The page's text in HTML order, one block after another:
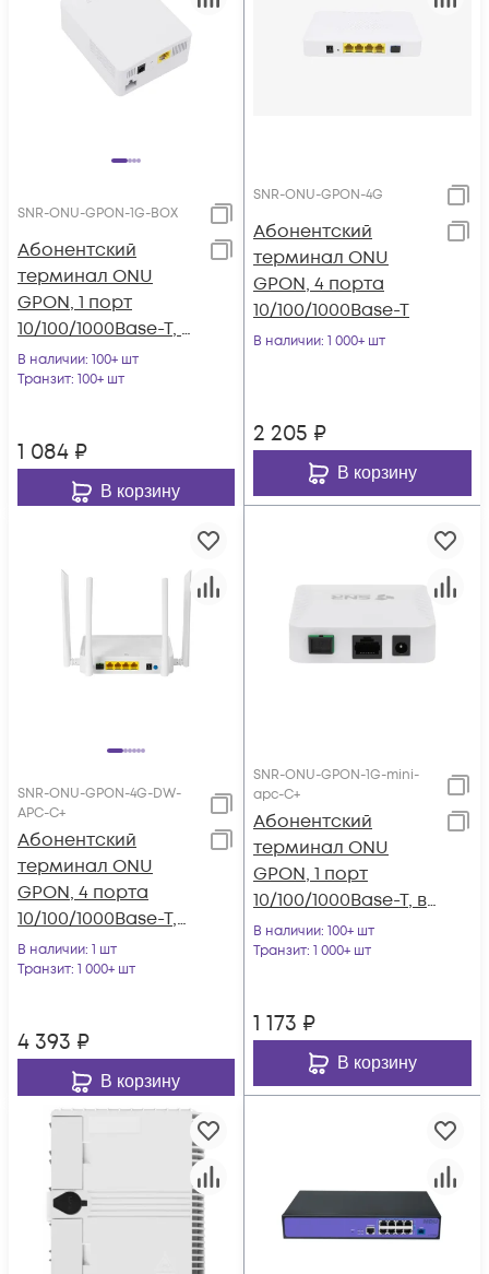
SNR-ONU-GPON-1G-BOX
Абонентский
терминал ONU
GPON, 1 порт
10/100/1000Base-T, с
абонентской
розеткой
В наличии: 100+ шт
Транзит: 100+ шт
1 084 ₽
В корзину
SNR-ONU-GPON-4G
Абонентский
терминал ONU
GPON, 4 порта
10/100/1000Base-T
В наличии: 1 000+ шт
2 205 ₽
В корзину
SNR-ONU-GPON-4G-DW-
APC-C+
Абонентский
терминал ONU
GPON, 4 порта
10/100/1000Base-T,
WiFi 2.4/5, С+
В наличии: 1 шт
Транзит: 1 000+ шт
4 393 ₽
В корзину
SNR-ONU-GPON-1G-mini-
apc-C+
Абонентский
терминал ONU
GPON, 1 порт
10/100/1000Base-T, в
мини корпусе.
В наличии: 100+ шт
Транзит: 1 000+ шт
1 173 ₽
В корзину